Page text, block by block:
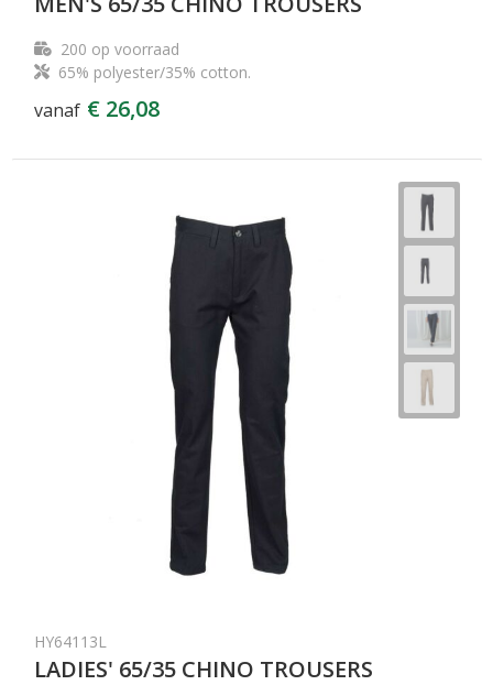
200 op voorraad
65% polyester/35% cotton.
vanaf € 26,08
HY64113L
LADIES' 65/35 CHINO TROUSERS